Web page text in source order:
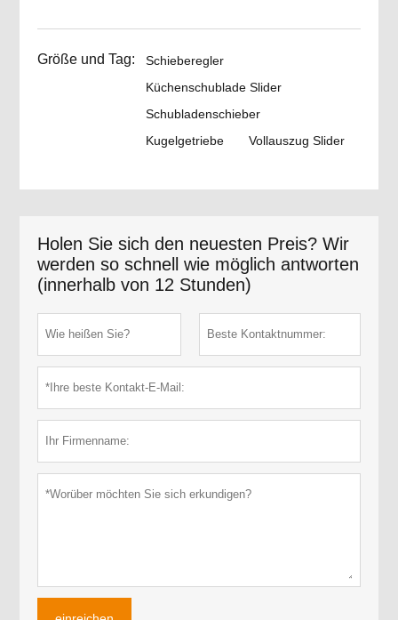
Größe und Tag:
Schieberegler
Küchenschublade Slider
Schubladenschieber
Kugelgetriebe
Vollauszug Slider
Holen Sie sich den neuesten Preis? Wir
werden so schnell wie möglich antworten
(innerhalb von 12 Stunden)